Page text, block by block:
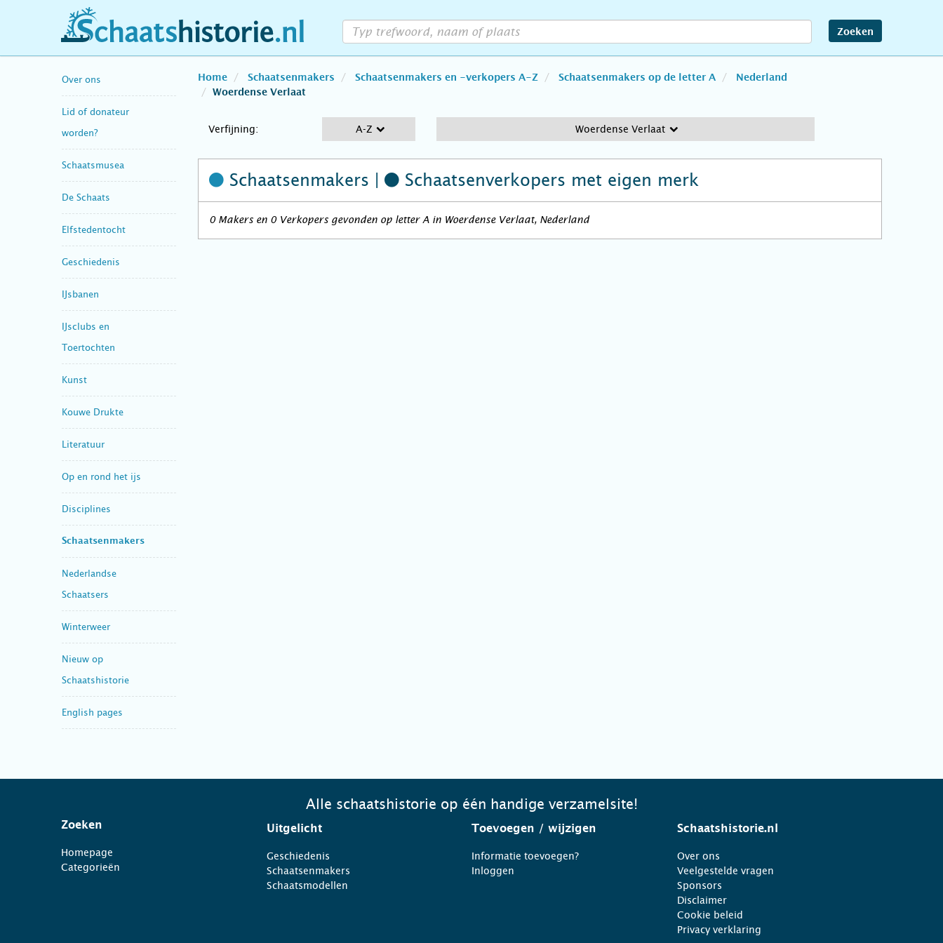
schaatshistorie.nl Zoeken
Over ons
Lid of donateur
worden?
Schaatsmusea
De Schaats
Elfstedentocht
Geschiedenis
IJsbanen
IJsclubs en
Toertochten
Kunst
Kouwe Drukte
Literatuur
Op en rond het ijs
Disciplines
Schaatsenmakers
Nederlandse
Schaatsers
Winterweer
Nieuw op
Schaatshistorie
English pages
Home Schaatsenmakers Schaatsenmakers en -verkopers A-Z Schaatsenmakers op de letter A
Nederland
Woerdense Verlaat
Verfijning: A-Z Woerdense Verlaat
Schaatsenmakers | Schaatsenverkopers met eigen merk
0 Makers en 0 Verkopers gevonden op letter A in Woerdense Verlaat, Nederland
Alle schaatshistorie op één handige verzamelsite!
Zoeken
Homepage
Categorieën
Uitgelicht
Geschiedenis
Schaatsenmakers
Schaatsmodellen
Toevoegen / wijzigen
Informatie toevoegen?
Inloggen
Schaatshistorie.nl
Over ons
Veelgestelde vragen
Sponsors
Disclaimer
Cookie beleid
Privacy verklaring